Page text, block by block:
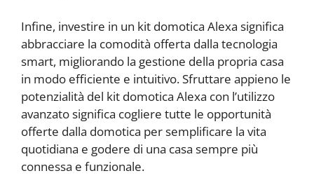
Infine, investire in un kit domotica Alexa significa
abbracciare la comodità offerta dalla tecnologia
smart, migliorando la gestione della propria casa
in modo efficiente e intuitivo. Sfruttare appieno le
potenzialità del kit domotica Alexa con l’utilizzo
avanzato significa cogliere tutte le opportunità
offerte dalla domotica per semplificare la vita
quotidiana e godere di una casa sempre più
connessa e funzionale.